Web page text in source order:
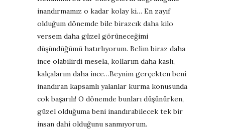
inandırmamız o kadar kolay ki… En zayıf
olduğum dönemde bile birazcık daha kilo
versem daha güzel görüneceğimi
düşündüğümü hatırlıyorum. Belim biraz daha
ince olabilirdi mesela, kollarım daha kaslı,
kalçalarım daha ince…Beynim gerçekten beni
inandıran kapsamlı yalanlar kurma konusunda
cok başarılı! O dönemde bunları düşünürken,
güzel olduğuma beni inandırabilecek tek bir
insan dahi olduğunu sanmıyorum.